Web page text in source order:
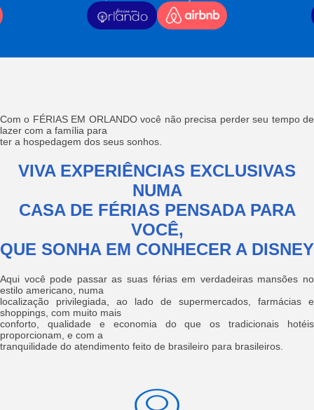
Com o FÉRIAS EM ORLANDO você não precisa perder seu tempo de
lazer com a família para
ter a hospedagem dos seus sonhos.
VIVA EXPERIÊNCIAS EXCLUSIVAS
NUMA
CASA DE FÉRIAS PENSADA PARA
VOCÊ,
QUE SONHA EM CONHECER A DISNEY
Aqui você pode passar as suas férias em verdadeiras mansões no
estilo americano, numa
localização privilegiada, ao lado de supermercados, farmácias e
shoppings, com muito mais
conforto, qualidade e economia do que os tradicionais hotéis
proporcionam, e com a
tranquilidade do atendimento feito de brasileiro para brasileiros.